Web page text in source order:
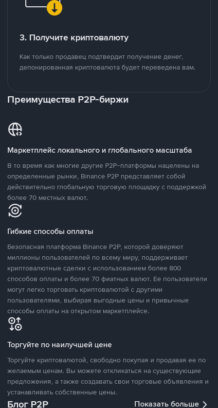
3. Получите криптовалюту
Как только продавец подтвердит получение денег,
депонированная криптовалюта будет переведена вам.
Преимущества P2P-биржи
Маркетплейс локального и глобального масштаба
В то время как многие другие P2P-платформы нацелены на
определенные рынки, Binance P2P представляет собой
действительно глобальную торговую площадку с поддержкой
более 70 местных валют.
Гибкие способы оплаты
Безопасная платформа Binance P2P, которой доверяют
миллионы пользователей по всему миру, поддерживает
криптовалютные сделки с использованием более 800
способов оплаты и более 70 фиатных валют. Ее пользователи
могут легко торговать криптовалютой с другими
пользователями, выбирая выгодные цены и привычные
способы оплаты на открытом маркетплейсе.
Торгуйте по наилучшей цене
Торгуйте криптовалютой, свободно покупая и продавая ее по
желаемым ценам. Вы можете откликаться на существующие
предложения, а также создавать свои торговые объявления и
устанавливать собственные цены.
Блог P2P Показать больше